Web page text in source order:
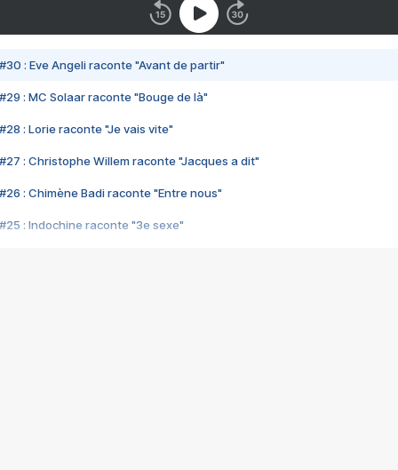
#30 : Eve Angeli raconte "Avant de partir"
#29 : MC Solaar raconte "Bouge de là"
#28 : Lorie raconte "Je vais vite"
#27 : Christophe Willem raconte "Jacques a dit"
#26 : Chimène Badi raconte "Entre nous"
#25 : Indochine raconte "3e sexe"